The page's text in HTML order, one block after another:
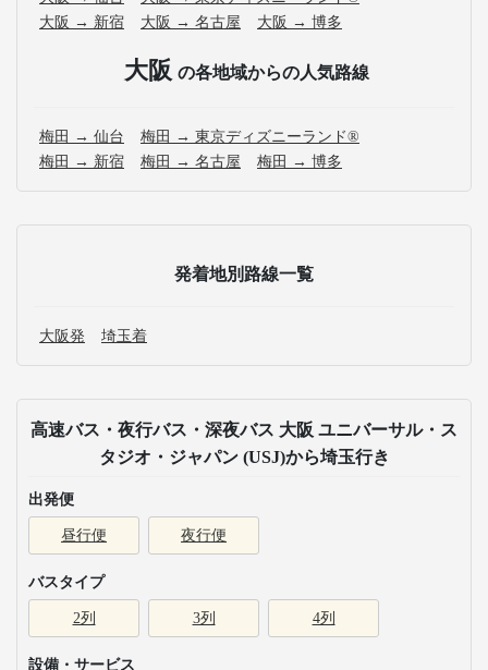
大阪 → 新宿
大阪 → 名古屋 大阪 → 博多
大阪 の各地域からの人気路線
梅田 → 仙台
梅田 → 東京ディズニーランド®
梅田 → 新宿
梅田 → 名古屋 梅田 → 博多
発着地別路線一覧
大阪発 埼玉着
高速バス・夜行バス・深夜バス 大阪 ユニバーサル・ス
タジオ・ジャパン (USJ)から埼玉行き
出発便
昼行便 夜行便
バスタイプ
2列 3列 4列
設備・サービス